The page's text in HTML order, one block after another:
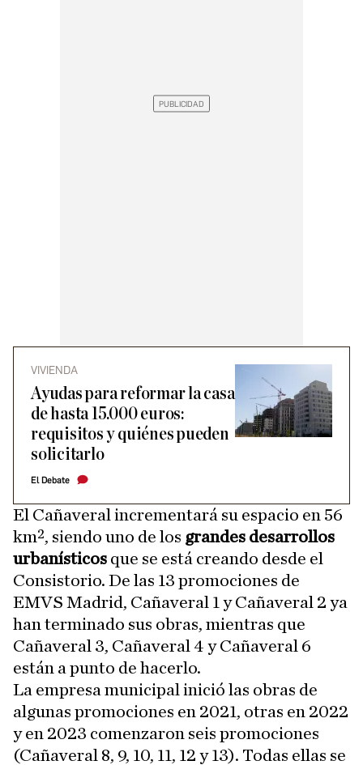
VIVIENDA
Ayudas para reformar la casa
de hasta 15.000 euros:
requisitos y quiénes pueden
solicitarlo
El Debate
El Cañaveral incrementará su espacio en 56
km², siendo uno de los grandes desarrollos
urbanísticos que se está creando desde el
Consistorio. De las 13 promociones de
EMVS Madrid, Cañaveral 1 y Cañaveral 2 ya
han terminado sus obras, mientras que
Cañaveral 3, Cañaveral 4 y Cañaveral 6
están a punto de hacerlo.
La empresa municipal inició las obras de
algunas promociones en 2021, otras en 2022
y en 2023 comenzaron seis promociones
(Cañaveral 8, 9, 10, 11, 12 y 13). Todas ellas se